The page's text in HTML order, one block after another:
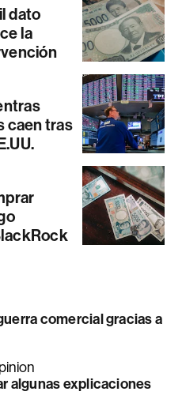
dato
la
caen tras
comercial gracias a
algunas explicaciones